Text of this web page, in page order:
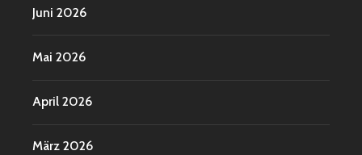
Juni 2026
Mai 2026
April 2026
März 2026